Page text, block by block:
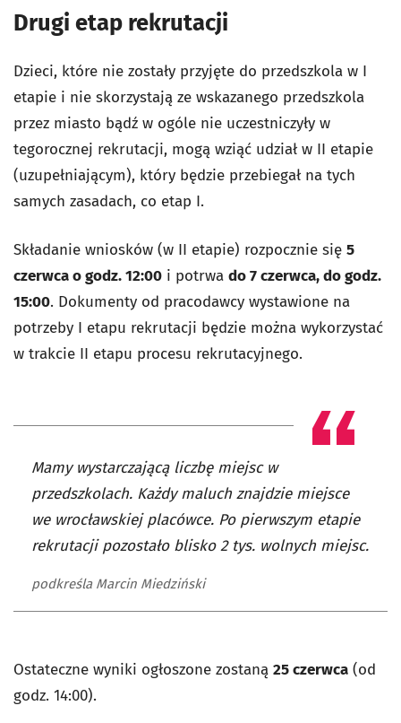
Drugi etap rekrutacji
Dzieci, które nie zostały przyjęte do przedszkola w I
etapie i nie skorzystają ze wskazanego przedszkola
przez miasto bądź w ogóle nie uczestniczyły w
tegorocznej rekrutacji, mogą wziąć udział w II etapie
(uzupełniającym), który będzie przebiegał na tych
samych zasadach, co etap I.
Składanie wniosków (w II etapie) rozpocznie się 5
czerwca o godz. 12:00 i potrwa do 7 czerwca, do godz.
15:00. Dokumenty od pracodawcy wystawione na
potrzeby I etapu rekrutacji będzie można wykorzystać
w trakcie II etapu procesu rekrutacyjnego.
Mamy wystarczającą liczbę miejsc w
przedszkolach. Każdy maluch znajdzie miejsce
we wrocławskiej placówce. Po pierwszym etapie
rekrutacji pozostało blisko 2 tys. wolnych miejsc.
podkreśla Marcin Miedziński
Ostateczne wyniki ogłoszone zostaną 25 czerwca (od
godz. 14:00).